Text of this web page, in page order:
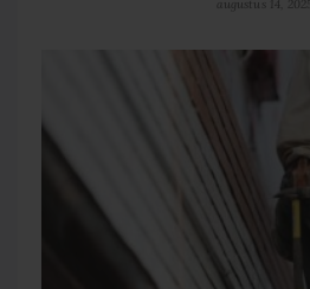
augustus 14, 2025